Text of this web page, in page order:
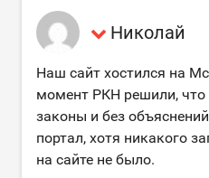
Николай
Наш сайт хостился на
момент РКН решили,
законы и без
портал, хотя никакого
на сайте не было.